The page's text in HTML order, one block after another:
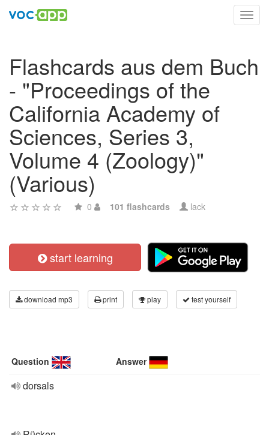
Flashcards aus dem Buch
- "Proceedings of the
California Academy of
Sciences, Series 3,
Volume 4 (Zoology)"
(Various)
0 101 flashcards lack
start learning
download mp3 print play test yourself
Question Answer
dorsals